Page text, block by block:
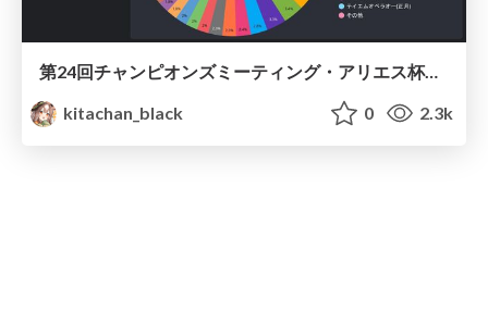
第24回チャンピオンズミーティング・アリエス杯ラウンド1集計 / Umamusume Aries 2023 Round1
kitachan_black
0 2.3k